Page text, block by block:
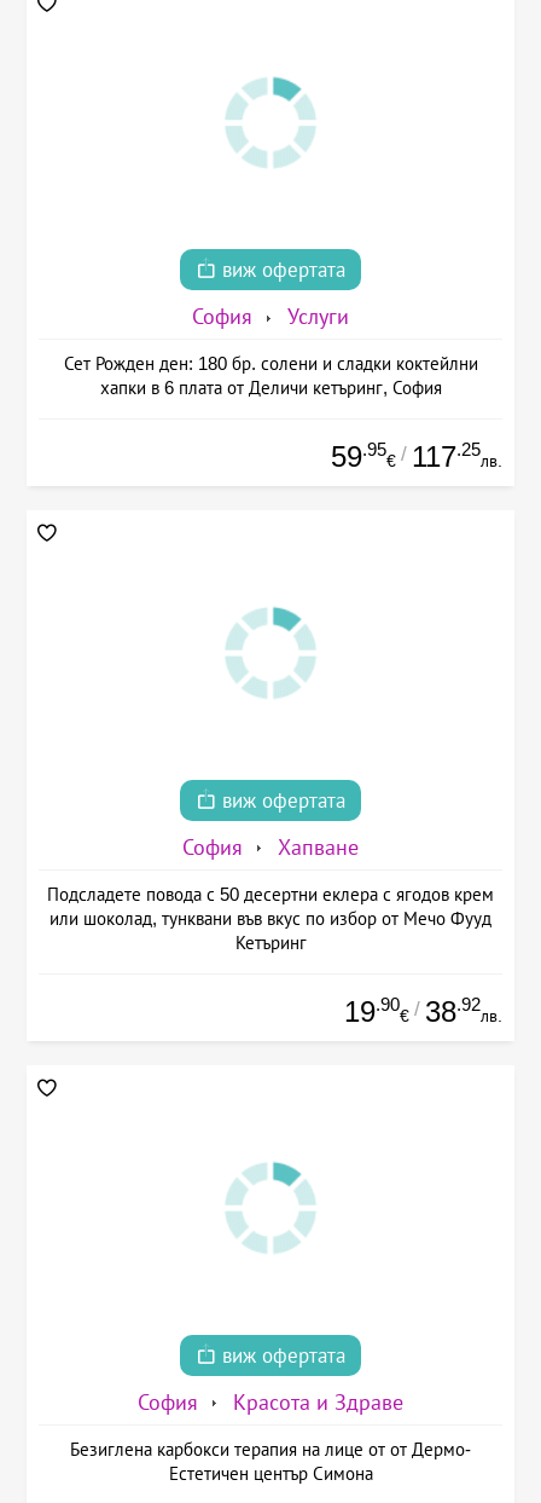
виж офертата
София Услуги
Сет Рожден ден: 180 бр. солени и сладки коктейлни
хапки в 6 плата от Деличи кетъринг, София
59.95
€ / 117.25
лв.
виж офертата
София Хапване
Подсладете повода с 50 десертни еклера с ягодов крем
или шоколад, тунквани във вкус по избор от Мечо Фууд
Кетъринг
19.90
€ / 38.92
лв.
виж офертата
София Красота и Здраве
Безиглена карбокси терапия на лице от от Дермо-
Естетичен център Симона